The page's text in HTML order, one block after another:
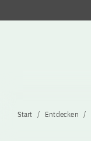
Start Entdecken